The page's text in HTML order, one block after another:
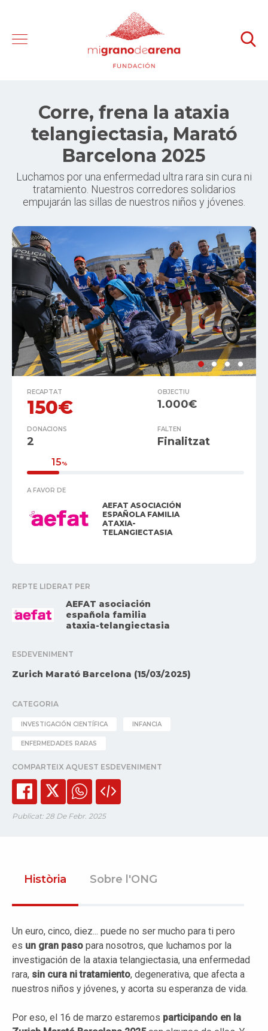
Corre, frena la ataxia
telangiectasia, Marató
Barcelona 2025
Luchamos por una enfermedad ultra rara sin cura ni
tratamiento. Nuestros corredores solidarios
empujarán las sillas de nuestros niños y jóvenes.
RECAPTAT
150€
OBJECTIU
1.000€
DONACIONS
2
FALTEN
Finalitzat
15%
A FAVOR DE
AEFAT ASOCIACIÓN
ESPAÑOLA FAMILIA
ATAXIA-
TELANGIECTASIA
REPTE LIDERAT PER
AEFAT asociación
española familia
ataxia-telangiectasia
ESDEVENIMENT
Zurich Marató Barcelona (15/03/2025)
CATEGORIA
INVESTIGACIÓN CIENTÍFICA INFANCIA
ENFERMEDADES RARAS
COMPARTEIX AQUEST ESDEVENIMENT
Publicat: 28 De Febr. 2025
Història Sobre l'ONG
Un euro, cinco, diez... puede no ser mucho para ti pero
es un gran paso para nosotros, que luchamos por la
investigación de la ataxia telangiectasia, una enfermedad
rara, sin cura ni tratamiento, degenerativa, que afecta a
nuestros niños y jóvenes, y acorta su esperanza de vida.
Por eso, el 16 de marzo estaremos participando en la